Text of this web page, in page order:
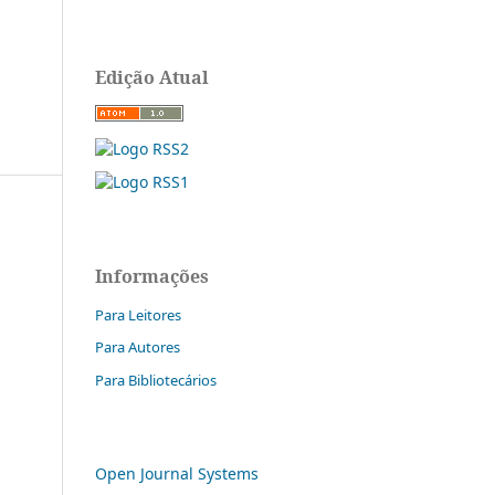
Edição Atual
Informações
Para Leitores
Para Autores
Para Bibliotecários
Open Journal Systems